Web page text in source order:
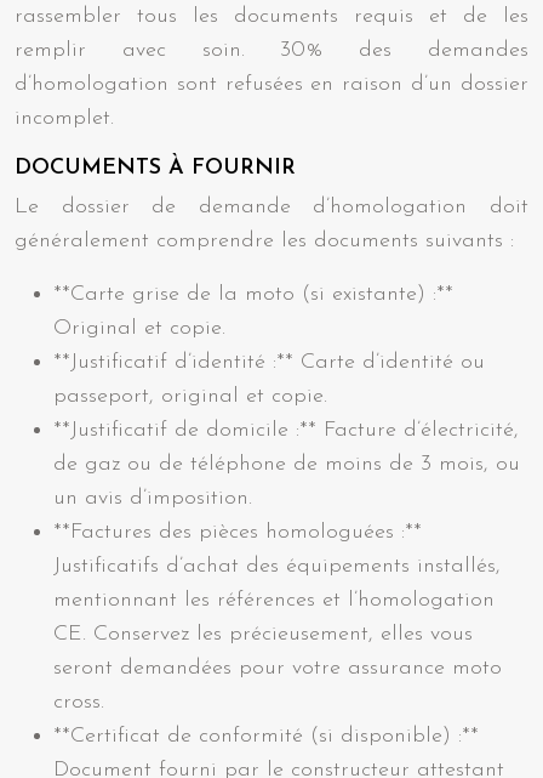
rassembler tous les documents requis et de les
remplir avec soin. 30% des demandes
d’homologation sont refusées en raison d’un dossier
incomplet.
DOCUMENTS À FOURNIR
Le dossier de demande d’homologation doit
généralement comprendre les documents suivants :
**Carte grise de la moto (si existante) :**
Original et copie.
**Justificatif d’identité :** Carte d’identité ou
passeport, original et copie.
**Justificatif de domicile :** Facture d’électricité,
de gaz ou de téléphone de moins de 3 mois, ou
un avis d’imposition.
**Factures des pièces homologuées :**
Justificatifs d’achat des équipements installés,
mentionnant les références et l’homologation
CE. Conservez les précieusement, elles vous
seront demandées pour votre assurance moto
cross.
**Certificat de conformité (si disponible) :**
Document fourni par le constructeur attestant